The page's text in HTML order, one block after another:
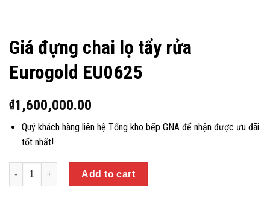
Giá đựng chai lọ tẩy rửa
Eurogold EU0625
₫1,600,000.00
Quý khách hàng liên hệ Tổng kho bếp GNA để nhận được ưu đãi
tốt nhất!
Quantity
Add to cart